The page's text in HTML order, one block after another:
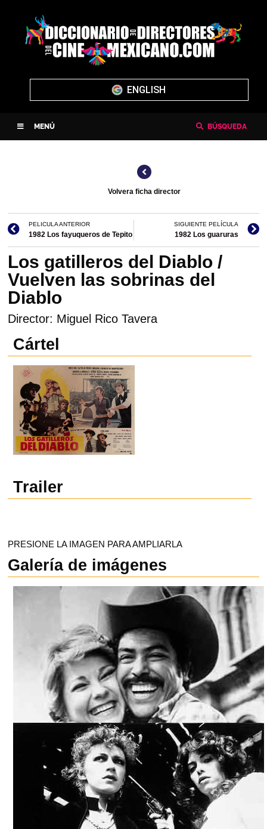
ENGLISH
MENÚ BÚSQUEDA
Volvera ficha director
PELICULA ANTERIOR
1982 Los fayuqueros de Tepito
SIGUIENTE PELÍCULA
1982 Los guaruras
Los gatilleros del Diablo /
Vuelven las sobrinas del
Diablo
Director: Miguel Rico Tavera
Cártel
Trailer
PRESIONE LA IMAGEN PARA AMPLIARLA
Galería de imágenes